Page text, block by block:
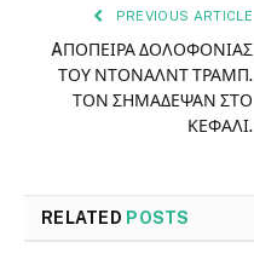
PREVIOUS ARTICLE
AΠΟΠΕΙΡΑ ΔΟΛΟΦΟΝΙΑΣ
ΤΟΥ ΝΤΟΝΑΛΝΤ ΤΡΑΜΠ.
ΤΟΝ ΣΗΜΑΔΕΨΑΝ ΣΤΟ
ΚΕΦΑΛΙ.
RELATED POSTS